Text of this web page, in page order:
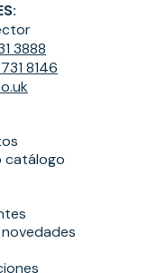
3888
8146
catálogo